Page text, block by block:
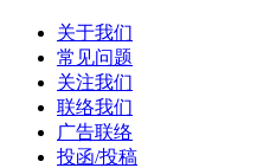
关于我们
常见问题
关注我们
联络我们
广告联络
投函/投稿